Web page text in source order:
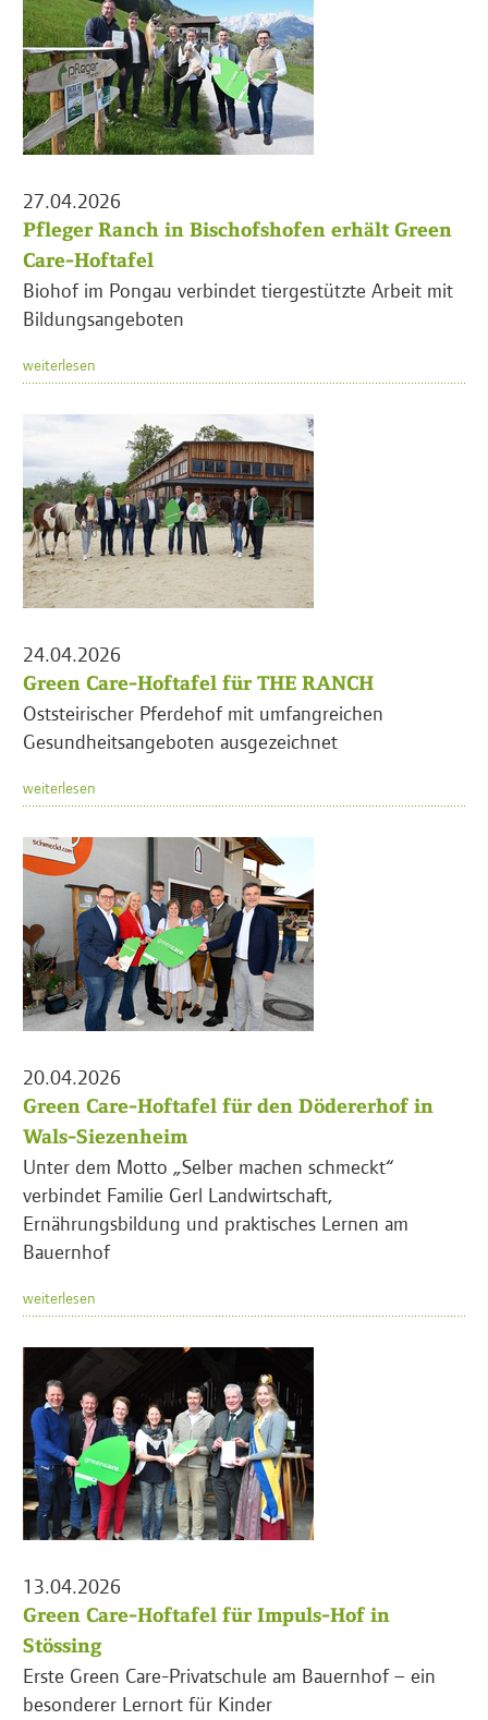
27.04.2026
Pfleger Ranch in Bischofshofen erhält Green
Care-Hoftafel
Biohof im Pongau verbindet tiergestützte Arbeit mit
Bildungsangeboten
weiterlesen
24.04.2026
Green Care-Hoftafel für THE RANCH
Oststeirischer Pferdehof mit umfangreichen
Gesundheitsangeboten ausgezeichnet
weiterlesen
20.04.2026
Green Care-Hoftafel für den Dödererhof in
Wals-Siezenheim
Unter dem Motto „Selber machen schmeckt“
verbindet Familie Gerl Landwirtschaft,
Ernährungsbildung und praktisches Lernen am
Bauernhof
weiterlesen
13.04.2026
Green Care-Hoftafel für Impuls-Hof in
Stössing
Erste Green Care-Privatschule am Bauernhof – ein
besonderer Lernort für Kinder